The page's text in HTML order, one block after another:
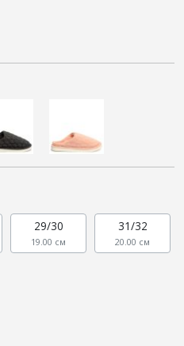
29/30
19.00 см
31/32
20.00 см